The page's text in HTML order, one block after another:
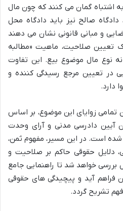
اشتباه گمان می کنند که چون مال
صالح نیز باید دادگاه محل
و مبانی قانونی نشان می دهند
تعیین صلاحیت، ماهیت «مطالبه
نوع مال موضوع بیع. این تفاوت
در تعیین مرجع رسیدگی کننده و
دارد.
زوایای این موضوع، بر اساس
آیین دادرسی مدنی و آرای وحدت
شده است. در این مسیر، مفهوم ثمن،
دلایل حقوقی حاکم بر صلاحیت و
خواهد شد تا راهنمایی جامع
فراهم آید و پیچیدگی های حقوقی
تشریح گردد.